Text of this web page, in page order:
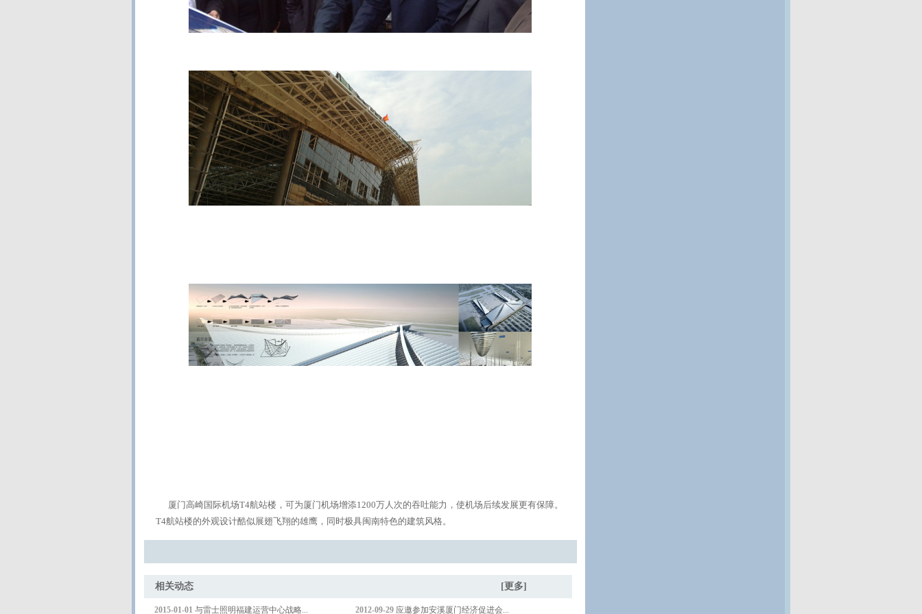
厦门高崎国际机场T4航站楼，可为厦门机场增添1200万人次的吞吐能力，使机场后续发展更有保障。
T4航站楼的外观设计酷似展翅飞翔的雄鹰，同时极具闽南特色的建筑风格。
相关动态 [更多]
2015-01-01 与雷士照明福建运营中心战略... 2012-09-29应邀参加安溪厦门经济促进会...